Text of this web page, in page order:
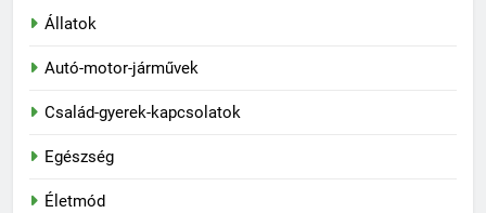
Állatok
Autó-motor-járművek
Család-gyerek-kapcsolatok
Egészség
Életmód